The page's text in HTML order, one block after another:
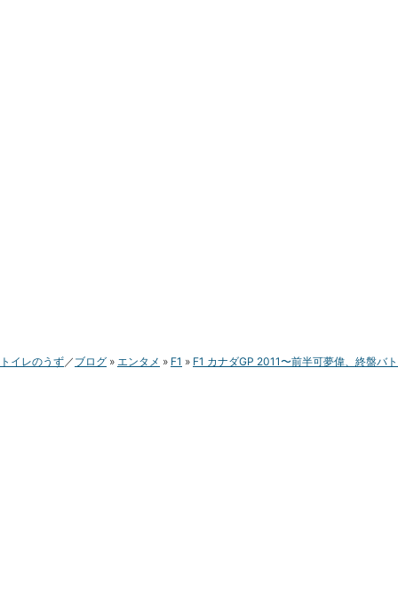
トイレのうず ブログ エンタメ F1 F1 カナダGP 2011〜前半可夢偉、終盤バト